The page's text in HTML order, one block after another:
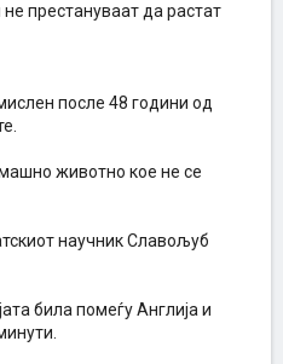
престануваат да растат
после 48 години од
животно кое не се
научник Славољуб
била помеѓу Англија и